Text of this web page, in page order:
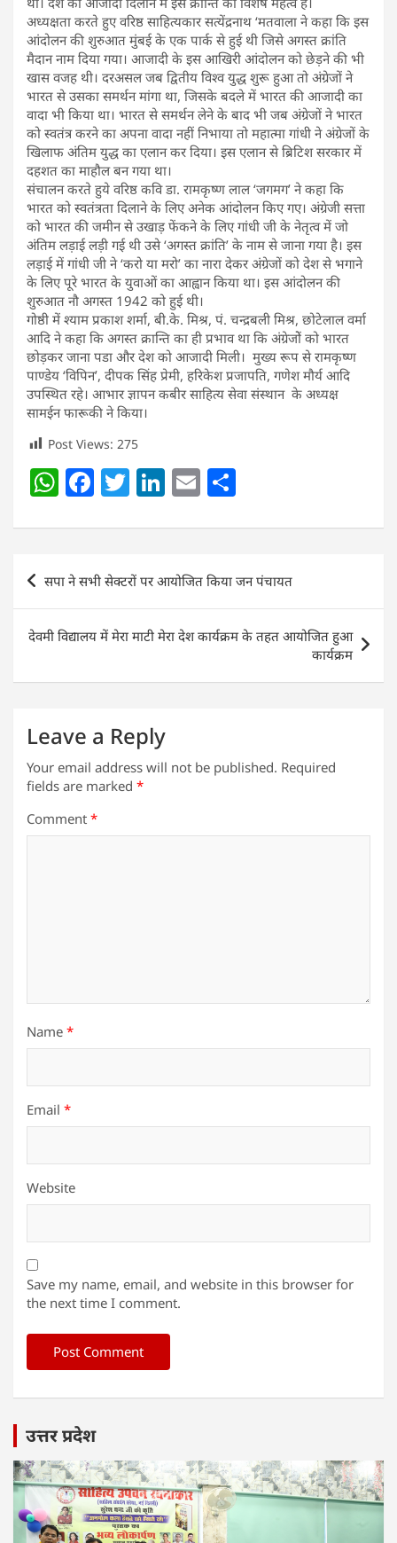
अध्यक्षता करते हुए वरिष्ठ साहित्यकार सत्येंद्रनाथ ‘मतवाला ने कहा कि इस
आंदोलन की शुरुआत मुंबई के एक पार्क से हुई थी जिसे अगस्त क्रांति
मैदान नाम दिया गया। आजादी के इस आखिरी आंदोलन को छेड़ने की भी
खास वजह थी। दरअसल जब द्वितीय विश्व युद्ध शुरू हुआ तो अंग्रेजों ने
भारत से उसका समर्थन मांगा था, जिसके बदले में भारत की आजादी का
वादा भी किया था। भारत से समर्थन लेने के बाद भी जब अंग्रेजों ने भारत
को स्वतंत्र करने का अपना वादा नहीं निभाया तो महात्मा गांधी ने अंग्रेजों के
खिलाफ अंतिम युद्ध का एलान कर दिया। इस एलान से ब्रिटिश सरकार में
दहशत का माहौल बन गया था।
संचालन करते हुये वरिष्ठ कवि डा. रामकृष्ण लाल ‘जगमग’ ने कहा कि
भारत को स्वतंत्रता दिलाने के लिए अनेक आंदोलन किए गए। अंग्रेजी सत्ता
को भारत की जमीन से उखाड़ फेंकने के लिए गांधी जी के नेतृत्व में जो
अंतिम लड़ाई लड़ी गई थी उसे ‘अगस्त क्रांति’ के नाम से जाना गया है। इस
लड़ाई में गांधी जी ने ‘करो या मरो’ का नारा देकर अंग्रेजों को देश से भगाने
के लिए पूरे भारत के युवाओं का आह्वान किया था। इस आंदोलन की
शुरुआत नौ अगस्त 1942 को हुई थी।
गोष्ठी में श्याम प्रकाश शर्मा, बी.के. मिश्र, पं. चन्द्रबली मिश्र, छोटेलाल वर्मा
आदि ने कहा कि अगस्त क्रान्ति का ही प्रभाव था कि अंग्रेजोें को भारत
छोड़कर जाना पडा और देश को आजादी मिली। मुख्य रूप से रामकृष्ण
पाण्डेय ‘विपिन’, दीपक सिंह प्रेमी, हरिकेश प्रजापति, गणेश मौर्य आदि
उपस्थित रहे। आभार ज्ञापन कबीर साहित्य सेवा संस्थान के अध्यक्ष
सामईन फारूकी ने किया।
Post Views: 275
W
at
s
A
p
p
F
c
e
b
o
o
k
T
itt
er
Li
k
e
dI
n
E
ai
l
ar
e
Post
navigation
सपा ने सभी सेक्टरों पर आयोजित किया जन पंचायत
देवमी विद्यालय में मेरा माटी मेरा देश कार्यक्रम के तहत आयोजित हुआ
कार्यक्रम
Leave a Reply
Your email address will not be published. Required
fields are marked *
Comment *
Name *
Email *
Website
Save my name, email, and website in this browser for
the next time I comment.
उत्तर प्रदेश